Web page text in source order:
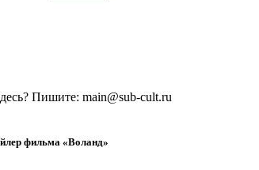
Пишите: main@sub-cult.ru
фильма «Воланд»